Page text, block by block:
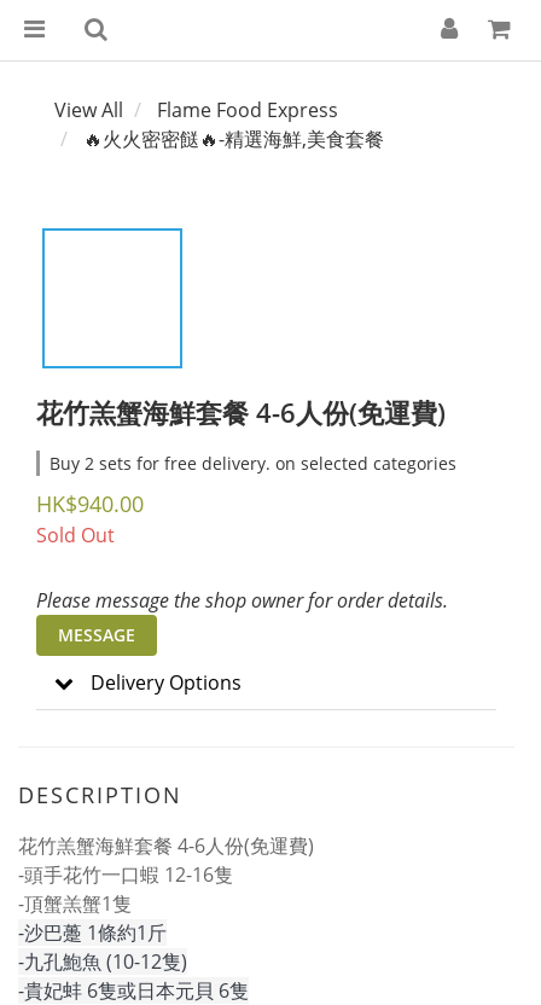
View All
Flame Food Express
🔥火火密密餸🔥-精選海鮮,美食套餐
花竹羔蟹海鮮套餐 4-6人份(免運費)
Buy 2 sets for free delivery. on selected categories
HK$940.00
Sold Out
Please message the shop owner for order details.
MESSAGE
Delivery Options
DESCRIPTION
花竹羔蟹海鮮套餐 4-6人份(免運費)
-頭手花竹一口蝦 12-16隻
-頂蟹羔蟹1隻
-沙巴躉 1條約1斤
-九孔鮑魚 (10-12隻)
-貴妃蚌 6隻或日本元貝 6隻